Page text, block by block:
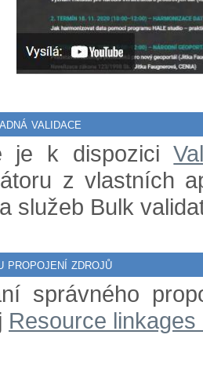
validace
je k dispozici
z vlastních
služeb Bulk
zdrojů
správného
Resource